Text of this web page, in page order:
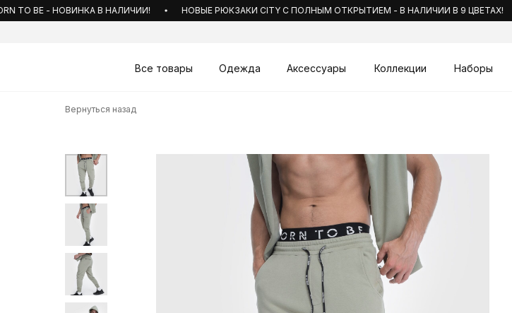
BE - НОВИНКА В НАЛИЧИИ! НОВЫЕ РЮКЗАКИ CITY С ПОЛНЫМ ОТКРЫТИЕМ - В НАЛИЧИИ В 9 ЦВЕТАХ!
Все товары Одежда Аксессуары Наборы
Коллекции
Вернуться назад